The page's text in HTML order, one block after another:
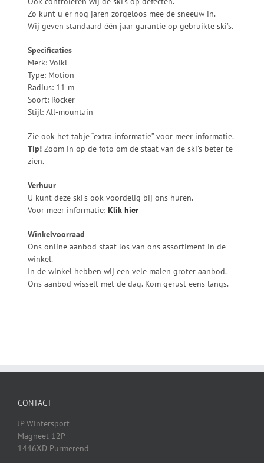
Zo kunt u er nog jaren zorgeloos mee de sneeuw in.
Wij geven standaard één jaar garantie op gebruikte ski’s.
Specificaties
Merk: Volkl
Type: Motion
Radius: 11 m
Soort: Rocker
Stijl: All-mountain
Zie ook het tabje “extra informatie” voor meer informatie.
Tip!Zoom in op de foto om de staat van de ski’s beter te
zien.
Verhuur
U kunt deze ski’s ook voordelig bij ons huren.
Voor meer informatie: Klik hier
Winkelvoorraad
Ons online aanbod staat los van ons assortiment in de
winkel.
In de winkel hebben wij een vele malen groter aanbod.
Ons aanbod wisselt met de dag. Kom gerust eens langs.
CONTACT
JP Wintersport
Magneet 12P
1446XD Purmerend